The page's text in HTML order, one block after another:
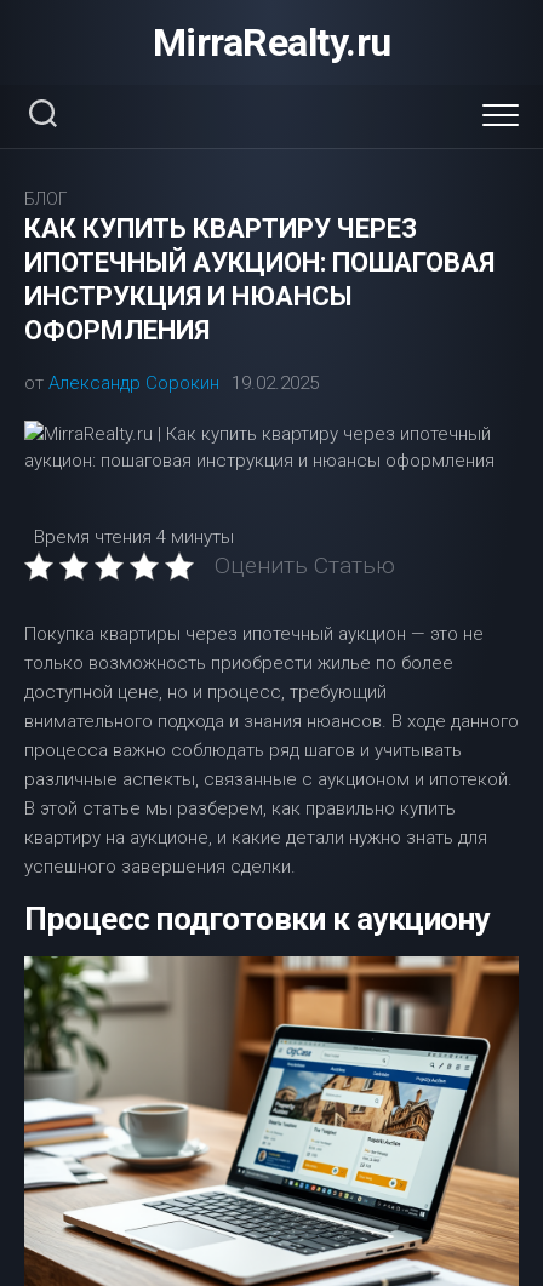
MirraRealty.ru
БЛОГ
КАК КУПИТЬ КВАРТИРУ ЧЕРЕЗ
ИПОТЕЧНЫЙ АУКЦИОН: ПОШАГОВАЯ
ИНСТРУКЦИЯ И НЮАНСЫ
ОФОРМЛЕНИЯ
от Александр Сорокин 19.02.2025
Время чтения 4 минуты
Оценить Статью
Покупка квартиры через ипотечный аукцион — это не
только возможность приобрести жилье по более
доступной цене, но и процесс, требующий
внимательного подхода и знания нюансов. В ходе данного
процесса важно соблюдать ряд шагов и учитывать
различные аспекты, связанные с аукционом и ипотекой.
В этой статье мы разберем, как правильно купить
квартиру на аукционе, и какие детали нужно знать для
успешного завершения сделки.
Процесс подготовки к аукциону